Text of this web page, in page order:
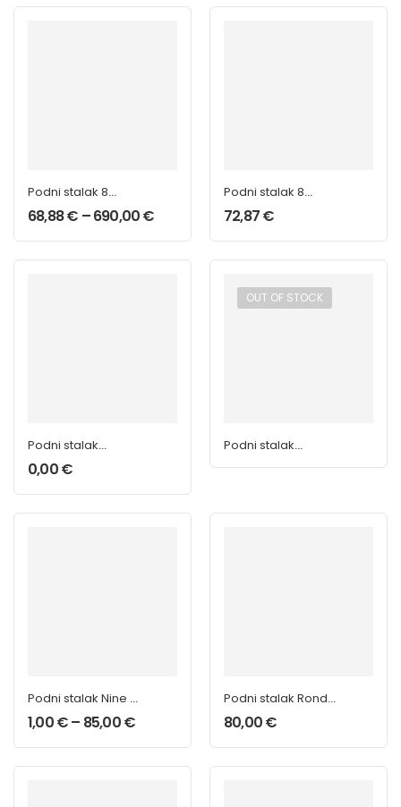
Podni stalak 8
štapova
68,88€ –690,00€
Podni stalak 8
štapova Mahagoni
72,87€
Podni stalak
Cornilleau 4 štapa
0,00€
OUT OF STOCK
Podni stalak
Podni stalak Nine 9
štapova
1,00€– 85,00€
Podni stalak Rondo
12 štapova
80,00€